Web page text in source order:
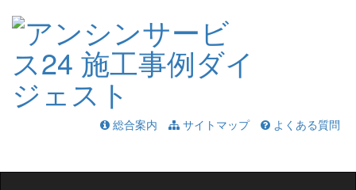
総合案内 サイトマップ
よくある質問